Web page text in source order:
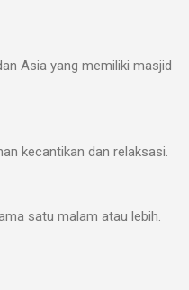
Asia yang memiliki masjid
kecantikan dan relaksasi.
satu malam atau lebih.